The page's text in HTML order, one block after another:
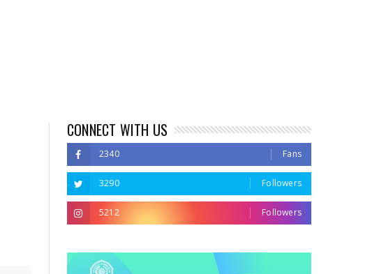
CONNECT WITH US
2340 Fans
3290 Followers
5212 Followers